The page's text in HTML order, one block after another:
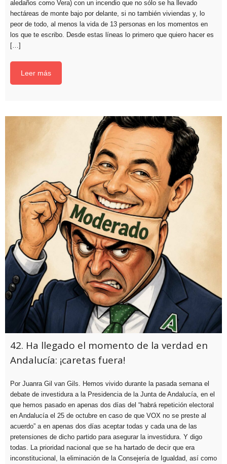
aledaños como Vera) con un incendio que no sólo se ha llevado
hectáreas de monte bajo por delante, si no también viviendas y, lo
peor de todo, al menos la vida de 13 personas en los momentos en
los que te escribo. Desde estas líneas lo primero que quiero hacer es
[…]
Leer más
42. Ha llegado el momento de la verdad en
Andalucía: ¡caretas fuera!
Por Juanra Gil van Gils. Hemos vivido durante la pasada semana el
debate de investidura a la Presidencia de la Junta de Andalucía, en el
que hemos pasado en apenas dos días del “habrá repetición electoral
en Andalucía el 25 de octubre en caso de que VOX no se preste al
acuerdo” a en apenas dos días aceptar todas y cada una de las
pretensiones de dicho partido para asegurar la investidura. Y digo
todas. La prioridad nacional que se ha hartado de decir que era
inconstitucional, la eliminación de la Consejería de Igualdad, así como